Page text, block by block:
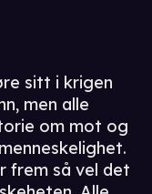
sitt i krigen
men alle
om mot og
frem så vel det